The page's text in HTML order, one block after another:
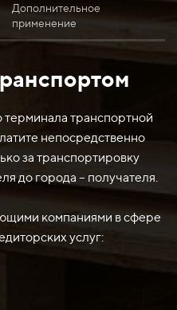
Дополнительное
применение
терминала транспортной
непосредственно
за транспортировку
до города – получателя.
компаниями в сфере
услуг:
2350х200х20 мм
элемента для
ножа на
машин, таких как
Этот нож помогает
и эффективность
надежное и безопасное
груза.